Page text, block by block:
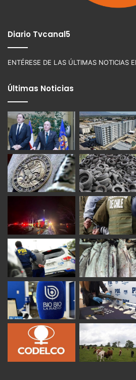
Diario Tvcanal5
ENTÉRESE DE LAS ÚLTIMAS NOTICIAS
Últimas Noticias